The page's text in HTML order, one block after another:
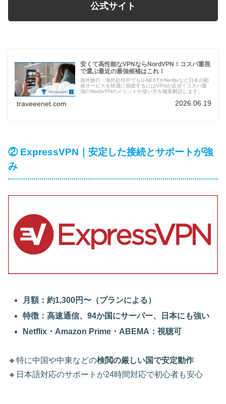
公式サイト
安くて高性能なVPNならNordVPN！コスパ重視
で選ぶ最近の最強候補はこれ！
海外旅行・海外赴任中でもU-NEXTやNetflixなど日本の動
画サービスを快適に視聴するにはVPNが必須！コスパ最
強のNordVPNのメリットや使い方を徹底解説します。
traveeenet.com 2026.06.19
② ExpressVPN｜安定した接続とサポートが強
み
月額：約1,300円〜（プランによる）
特徴：高速通信、94か国にサーバー、日本にも強い
Netflix・Amazon Prime・ABEMA：視聴可
🔸特に中国や中東などの検閲の厳しい国で安定動作
🔸日本語対応のサポートが24時間対応で初心者も安心